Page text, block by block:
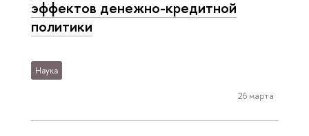
эффектов денежно-кредитной
политики
Наука
26 марта